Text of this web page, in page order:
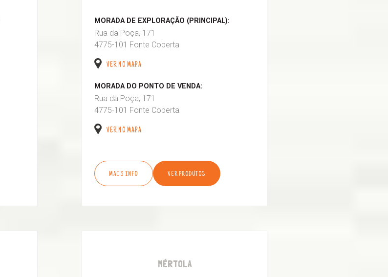
MORADA DE EXPLORAÇÃO (PRINCIPAL):
Rua da Poça, 171
4775-101 Fonte Coberta
VER NO MAPA
MORADA DO PONTO DE VENDA:
Rua da Poça, 171
4775-101 Fonte Coberta
VER NO MAPA
MAIS INFO VER PRODUTOS
MÉRTOLA